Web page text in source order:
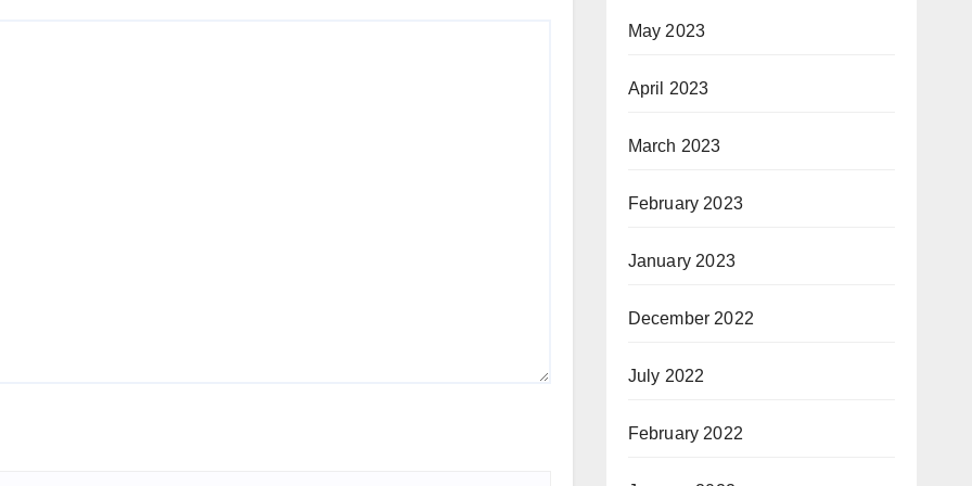
May 2023
April 2023
March 2023
February 2023
January 2023
December 2022
July 2022
February 2022